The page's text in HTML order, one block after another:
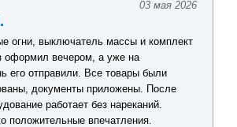
03 мая 2026
огни, выключатель массы и комплект
оформил вечером, а уже на
его отправили. Все товары были
документы приложены. После
работает без нареканий.
положительные впечатления.